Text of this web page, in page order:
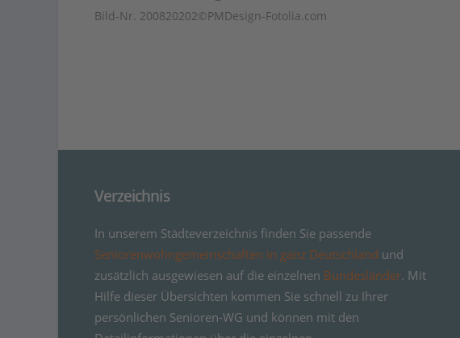
Bild-Nr. 200820202©PMDesign-Fotolia.com
Verzeichnis
In unserem Städteverzeichnis finden Sie passende
Seniorenwohngemeinschaften in ganz Deutschland und
zusätzlich ausgewiesen auf die einzelnen Bundesländer. Mit
Hilfe dieser Übersichten kommen Sie schnell zu Ihrer
persönlichen Senioren-WG und können mit den